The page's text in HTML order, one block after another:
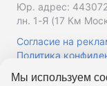
Юр. адрес:
лн. 1-Я (17 Км
Согласие на
Политика
Мы используем